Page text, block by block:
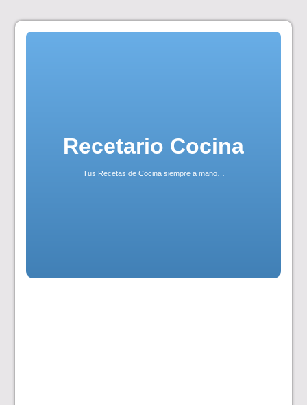
Skip
Recetario Cocina
Tus Recetas de Cocina siempre a mano…